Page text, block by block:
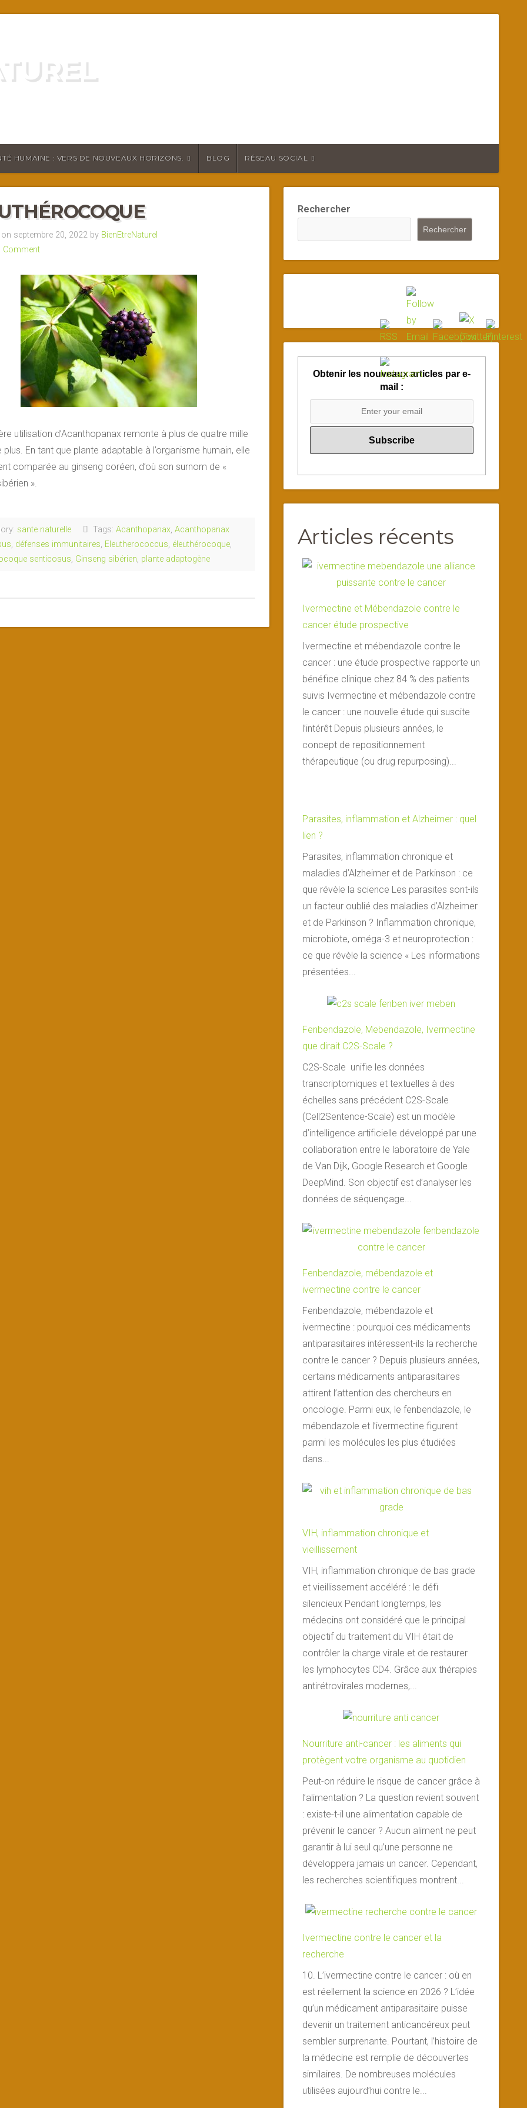
HUMAINE : VERS DE NOUVEAUX HORIZONS. BLOG RÉSEAU SOCIAL
septembre 20, 2022 by BienEtreNaturel
Comment
utilisation d’Acanthopanax remonte à plus de quatre mille
plus. En tant que plante adaptable à l’organisme humain, elle
comparée au ginseng coréen, d’où son surnom de «
».
sante naturelle Tags: Acanthopanax, Acanthopanax
, défenses immunitaires, Eleutherococcus, éleuthérocoque,
senticosus, Ginseng sibérien, plante adaptogène
Rechercher
Rechercher
Obtenir les nouveaux articles par e-
mail :
Articles récents
Ivermectine et Mébendazole contre le
cancer étude prospective
Ivermectine et mébendazole contre le
cancer : une étude prospective rapporte un
bénéfice clinique chez 84 % des patients
suivis Ivermectine et mébendazole contre
le cancer : une nouvelle étude qui suscite
l’intérêt Depuis plusieurs années, le
concept de repositionnement
thérapeutique (ou drug repurposing)...
Parasites, inflammation et Alzheimer : quel
lien ?
Parasites, inflammation chronique et
maladies d’Alzheimer et de Parkinson : ce
que révèle la science Les parasites sont-ils
un facteur oublié des maladies d’Alzheimer
et de Parkinson ? Inflammation chronique,
microbiote, oméga-3 et neuroprotection :
ce que révèle la science « Les informations
présentées...
Fenbendazole, Mebendazole, Ivermectine
que dirait C2S-Scale ?
C2S-Scale unifie les données
transcriptomiques et textuelles à des
échelles sans précédent C2S-Scale
(Cell2Sentence-Scale) est un modèle
d’intelligence artificielle développé par une
collaboration entre le laboratoire de Yale
de Van Dijk, Google Research et Google
DeepMind. Son objectif est d’analyser les
données de séquençage...
Fenbendazole, mébendazole et
ivermectine contre le cancer
Fenbendazole, mébendazole et
ivermectine : pourquoi ces médicaments
antiparasitaires intéressent-ils la recherche
contre le cancer ? Depuis plusieurs années,
certains médicaments antiparasitaires
attirent l’attention des chercheurs en
oncologie. Parmi eux, le fenbendazole, le
mébendazole et l’ivermectine figurent
parmi les molécules les plus étudiées
dans...
VIH, inflammation chronique et
vieillissement
VIH, inflammation chronique de bas grade
et vieillissement accéléré : le défi
silencieux Pendant longtemps, les
médecins ont considéré que le principal
objectif du traitement du VIH était de
contrôler la charge virale et de restaurer
les lymphocytes CD4. Grâce aux thérapies
antirétrovirales modernes,...
Nourriture anti-cancer : les aliments qui
protègent votre organisme au quotidien
Peut-on réduire le risque de cancer grâce à
l’alimentation ? La question revient souvent
: existe-t-il une alimentation capable de
prévenir le cancer ? Aucun aliment ne peut
garantir à lui seul qu’une personne ne
développera jamais un cancer. Cependant,
les recherches scientifiques montrent...
Ivermectine contre le cancer et la
recherche
10. L’ivermectine contre le cancer : où en
est réellement la science en 2026 ? L’idée
qu’un médicament antiparasitaire puisse
devenir un traitement anticancéreux peut
sembler surprenante. Pourtant, l’histoire de
la médecine est remplie de découvertes
similaires. De nombreuses molécules
utilisées aujourd’hui contre le...